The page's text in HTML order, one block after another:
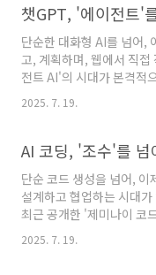
시합니..
대부분을 지역 병원과 도
니다. 그는 특별한 투자 비
었습니다. 그저 수십 년간
하고, 검소하게 생활하며,
시간을 충분히 주었을 뿐
드 MBA를 졸업하고 메릴
에서 승승장구하며 수백
단순한 대화형 AI를 넘어,
고, 계획하며, 웹에서 직접
전트 AI'의 시대가 본격적
AI가 새롭게 선보인 '챗
(ChatGPT Agent)'는 사
을 알리는 신호탄입니다
번에 공개된 챗GPT 에이
대화 능력에 더해, 웹사이
퍼레이터(Operator)'의
분석 및 합성이 가능한 '
Research)' 기능을 통합한
2025. 7. 19.
단순 코드 생성을 넘어, 이
설계하고 협업하는 시대
최근 공개한 '제미나이 코
Code Assist)'의 새로운 '
Mode)'는 개발자와 AI의
2025. 7. 19.